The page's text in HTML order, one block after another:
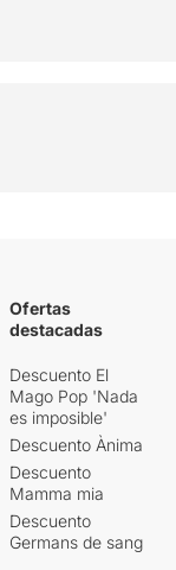
Ofertas
destacadas
Descuento El
Mago Pop 'Nada
es imposible'
Descuento Ànima
Descuento
Mamma mia
Descuento
Germans de sang